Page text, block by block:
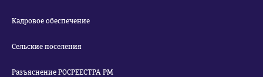
Кадровое обеспечение
Сельские поселения
Разъяснение РОСРЕЕСТРА РМ